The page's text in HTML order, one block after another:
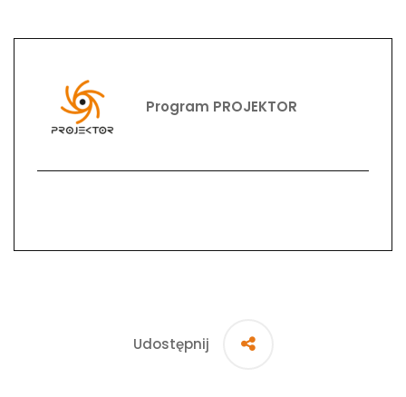
Program PROJEKTOR
Udostępnij